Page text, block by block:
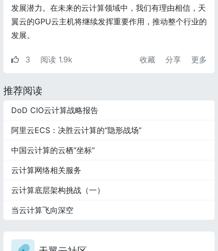
发展潜力。在未来的云计算领域中，我们有理由相信，天
翼云的GPU云主机将继续发挥重要作用，推动整个行业的
发展。
3 阅读 1.9k 收藏 分享 更多
推荐阅读
DoD CIO云计算战略报告
阿里云ECS：决胜云计算的“隐形战场”
中国云计算的云栖“坐标”
云计算网络相关服务
云计算底层架构挑战（一）
当云计算飞向深空